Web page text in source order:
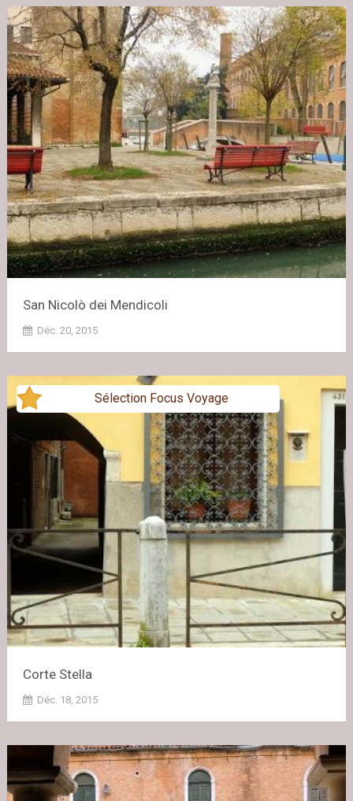
San Nicolò dei Mendicoli
Déc. 20, 2015
Sélection Focus Voyage
Corte Stella
Déc. 18, 2015